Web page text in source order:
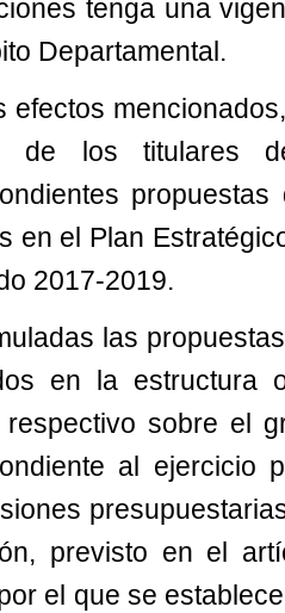
tenga una
Departamental.
efectos
de los titulares
en el Plan
2017-2019.
las
en la estructura
respectivo sobre el
al ejercicio
previsto en el
el que se